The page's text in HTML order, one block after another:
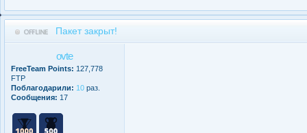
Пакет закрыт!
ovte
FreeTeam Points: 127,778
FTP
Поблагодарили: 10 раз.
Сообщения: 17